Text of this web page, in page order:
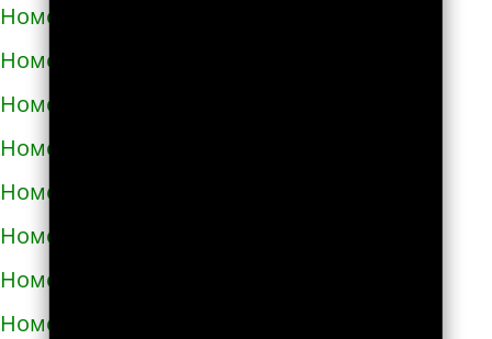
Номера телефонов такси в Борщёве
Номера телефонов такси в Боярке
Номера телефонов такси в Броварах
Номера телефонов такси в Бродах
Номера телефонов такси в Бурштыне
Номера телефонов такси в Буче
Номера телефонов такси в Бучаче
Номера телефонов такси в Вараше